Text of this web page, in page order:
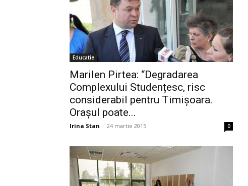
Educatie
Marilen Pirtea: “Degradarea
Complexului Studențesc, risc
considerabil pentru Timișoara.
Orașul poate...
Irina Stan - 24 martie 2015 0